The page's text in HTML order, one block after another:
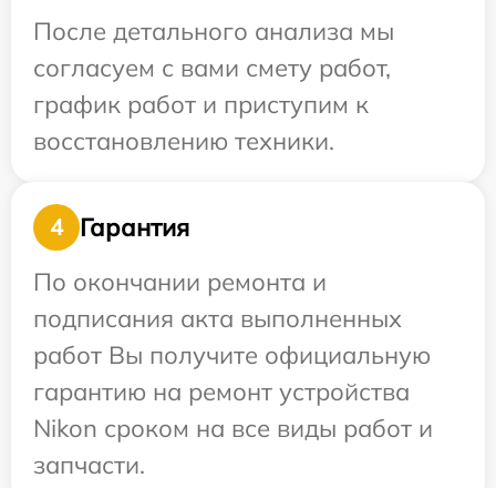
После детального анализа мы
согласуем с вами смету работ,
график работ и приступим к
восстановлению техники.
4
Гарантия
По окончании ремонта и
подписания акта выполненных
работ Вы получите официальную
гарантию на ремонт устройства
Nikon сроком на все виды работ и
запчасти.